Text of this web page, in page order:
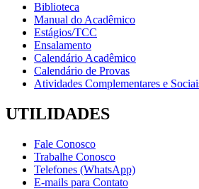
Biblioteca
Manual do Acadêmico
Estágios/TCC
Ensalamento
Calendário Acadêmico
Calendário de Provas
Atividades Complementares e
UTILIDADES
Fale Conosco
Trabalhe Conosco
Telefones (WhatsApp)
E-mails para Contato